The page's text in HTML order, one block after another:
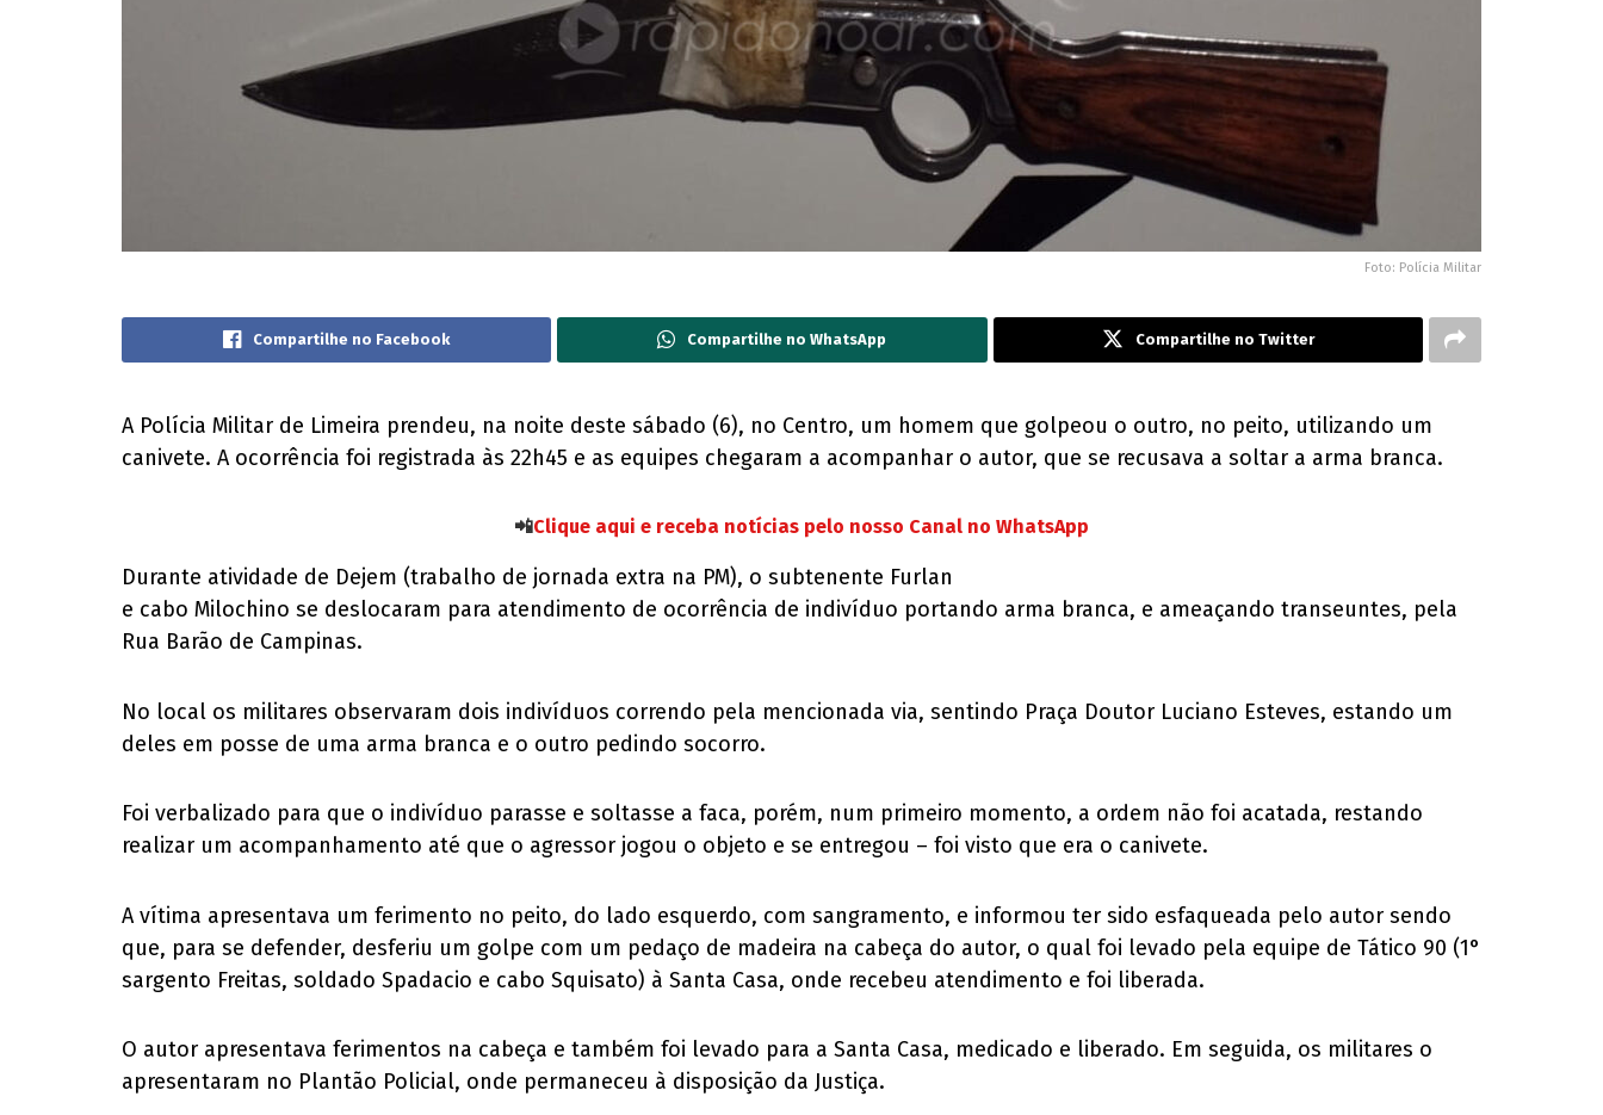
Foto: Polícia Militar
Compartilhe no Facebook Compartilhe no WhatsApp Compartilhe no Twitter
A Polícia Militar de Limeira prendeu, na noite deste sábado (6), no Centro, um homem que golpeou o outro, no peito, utilizando um
canivete. A ocorrência foi registrada às 22h45 e as equipes chegaram a acompanhar o autor, que se recusava a soltar a arma branca.
📲Clique aqui e receba notícias pelo nosso Canal no WhatsApp
Durante atividade de Dejem (trabalho de jornada extra na PM), o subtenente Furlan
e cabo Milochino se deslocaram para atendimento de ocorrência de indivíduo portando arma branca, e ameaçando transeuntes, pela
Rua Barão de Campinas.
No local os militares observaram dois indivíduos correndo pela mencionada via, sentindo Praça Doutor Luciano Esteves, estando um
deles em posse de uma arma branca e o outro pedindo socorro.
Foi verbalizado para que o indivíduo parasse e soltasse a faca, porém, num primeiro momento, a ordem não foi acatada, restando
realizar um acompanhamento até que o agressor jogou o objeto e se entregou – foi visto que era o canivete.
A vítima apresentava um ferimento no peito, do lado esquerdo, com sangramento, e informou ter sido esfaqueada pelo autor sendo
que, para se defender, desferiu um golpe com um pedaço de madeira na cabeça do autor, o qual foi levado pela equipe de Tático 90 (1°
sargento Freitas, soldado Spadacio e cabo Squisato) à Santa Casa, onde recebeu atendimento e foi liberada.
O autor apresentava ferimentos na cabeça e também foi levado para a Santa Casa, medicado e liberado. Em seguida, os militares o
apresentaram no Plantão Policial, onde permaneceu à disposição da Justiça.